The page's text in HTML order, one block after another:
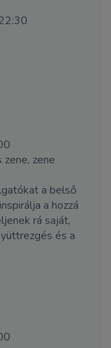
zene
a belső
a hozzá
rá saját,
és a